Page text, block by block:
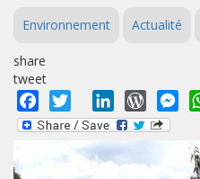
Environnement Actualité
share
tweet
Facebook
Twitter LinkedIn